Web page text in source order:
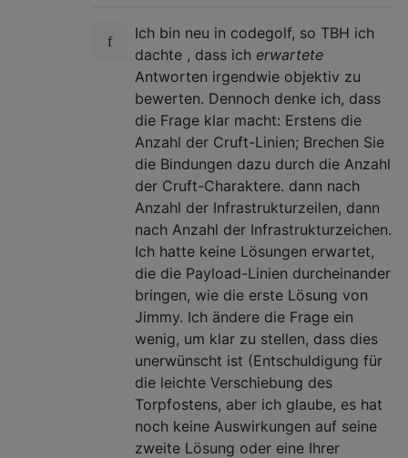
Ich bin neu in codegolf, so TBH ich
dachte , dass ich erwartete
Antworten irgendwie objektiv zu
bewerten. Dennoch denke ich, dass
die Frage klar macht: Erstens die
Anzahl der Cruft-Linien; Brechen Sie
die Bindungen dazu durch die Anzahl
der Cruft-Charaktere. dann nach
Anzahl der Infrastrukturzeilen, dann
nach Anzahl der Infrastrukturzeichen.
Ich hatte keine Lösungen erwartet,
die die Payload-Linien durcheinander
bringen, wie die erste Lösung von
Jimmy. Ich ändere die Frage ein
wenig, um klar zu stellen, dass dies
unerwünscht ist (Entschuldigung für
die leichte Verschiebung des
Torpfostens, aber ich glaube, es hat
noch keine Auswirkungen auf seine
zweite Lösung oder eine Ihrer